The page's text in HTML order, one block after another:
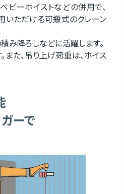
ビーホイストなどの併用で、
いただける可搬式のクレーン
み降ろしなどに活躍します。
た、吊り上げ荷重は、ホイス
ーで